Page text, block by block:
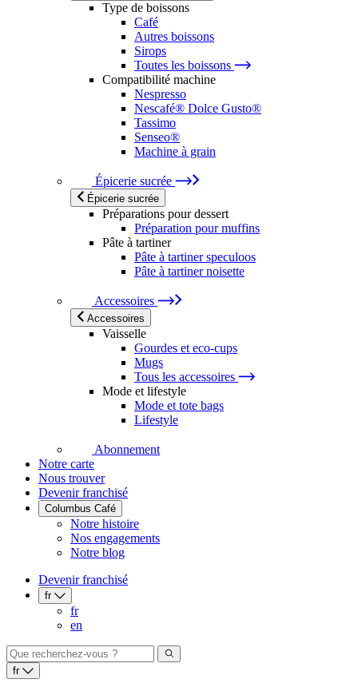
Type de boissons
Café
Autres boissons
Sirops
Toutes les boissons
Compatibilité machine
Nespresso
Nescafé® Dolce Gusto®
Tassimo
Senseo®
Machine à grain
Épicerie sucrée
Épicerie sucrée
Préparations pour dessert
Préparation pour muffins
Pâte à tartiner
Pâte à tartiner speculoos
Pâte à tartiner noisette
Accessoires
Accessoires
Vaisselle
Gourdes et eco-cups
Mugs
Tous les accessoires
Mode et lifestyle
Mode et tote bags
Lifestyle
Abonnement
Notre carte
Nous trouver
Devenir franchisé
Columbus Café
Notre histoire
Nos engagements
Notre blog
Devenir franchisé
fr
fr
en
fr